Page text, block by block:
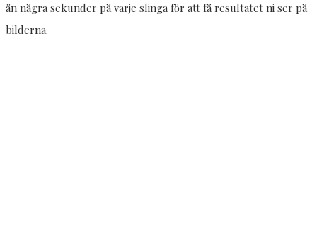
än några sekunder på varje slinga för att få resultatet ni ser på
bilderna.